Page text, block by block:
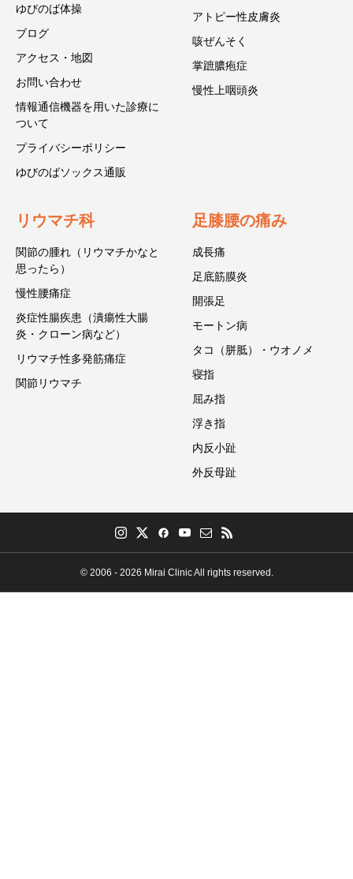
ゆびのば体操
ブログ
アクセス・地図
お問い合わせ
情報通信機器を用いた診療に
ついて
プライバシーポリシー
ゆびのばソックス通販
アトピー性皮膚炎
咳ぜんそく
掌蹠膿疱症
慢性上咽頭炎
リウマチ科
関節の腫れ（リウマチかなと
思ったら）
慢性腰痛症
炎症性腸疾患（潰瘍性大腸
炎・クローン病など）
リウマチ性多発筋痛症
関節リウマチ
足膝腰の痛み
成長痛
足底筋膜炎
開張足
モートン病
タコ（胼胝）・ウオノメ
寝指
屈み指
浮き指
内反小趾
外反母趾
© 2006 - 2026 Mirai Clinic All rights reserved.